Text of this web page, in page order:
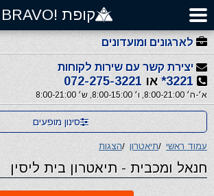
קופת !BRAVO
לארגונים ומועדונים
יצירת קשר עם שירות לקוחות
3221* או 072-275-3221
א׳-ה׳ 8:00-21:00, ו׳ 8:00-15:00, ש׳ 8:00-21:00
סינון מופעים
עמוד ראשי /תיאטרון /הצגות
חנאל ומכבית - תיאטרון בית ליסין